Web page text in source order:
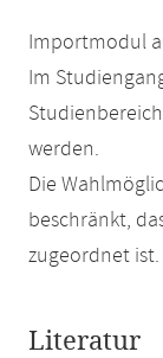
Importmodul
Im
werden.
Die
beschränkt,
zugeordnet ist.
Literatur